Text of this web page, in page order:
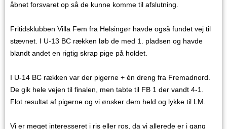
åbnet forsvaret op så de kunne komme til afslutning.
Fritidsklubben Villa Fem fra Helsingør havde også fundet vej til
stævnet. I U-13 BC rækken løb de med 1. pladsen og havde
blandt andet en rigtig skrap pige på holdet.
I U-14 BC rækken var der pigerne + én dreng fra Fremadnord.
De gik hele vejen til finalen, men tabte til FB 1 der vandt 4-1.
Flot resultat af pigerne og vi ønsker dem held og lykke til LM.
Vi er meget interesseret i ris eller ros, da vi allerede er i gang